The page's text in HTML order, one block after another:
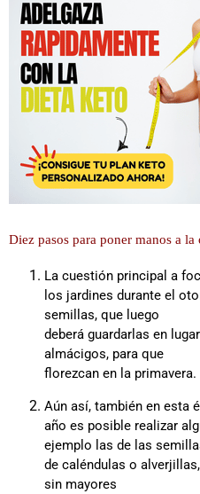
Diez pasos para poner manos a la
La cuestión principal a
los jardines durante el
semillas, que luego
deberá guardarlas en
almácigos, para que
florezcan en la primavera.
Aún así, también en esta
año es posible realizar
ejemplo las de las
de caléndulas o
sin mayores